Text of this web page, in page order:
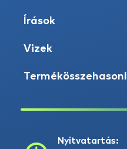
Írások
Vizek
Nyitvatartás: